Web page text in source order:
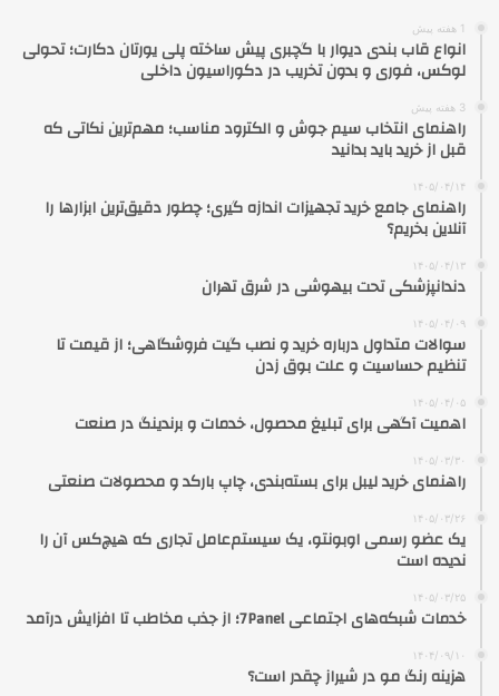
1 هفته پیش
انواع قاب بندی دیوار با گچبری پیش ساخته پلی یورتان دکارت؛ تحولی
لوکس، فوری و بدون تخریب در دکوراسیون داخلی
3 هفته پیش
راهنمای انتخاب سیم جوش و الکترود مناسب؛ مهم‌ترین نکاتی که
قبل از خرید باید بدانید
۱۴۰۵/۰۴/۱۴
راهنمای جامع خرید تجهیزات اندازه گیری؛ چطور دقیق‌ترین ابزارها را
آنلاین بخریم؟
۱۴۰۵/۰۴/۱۳
دندانپزشکی تحت بیهوشی در شرق تهران
۱۴۰۵/۰۴/۰۹
سوالات متداول درباره خرید و نصب گیت فروشگاهی؛ از قیمت تا
تنظیم حساسیت و علت بوق زدن
۱۴۰۵/۰۴/۰۵
اهمیت آگهی برای تبلیغ محصول، خدمات و برندینگ در صنعت
۱۴۰۵/۰۳/۳۰
راهنمای خرید لیبل برای بسته‌بندی، چاپ بارکد و محصولات صنعتی
۱۴۰۵/۰۳/۲۶
یک عضو رسمی اوبونتو، یک سیستم‌عامل تجاری که هیچ‌کس آن را
ندیده است
۱۴۰۵/۰۳/۲۵
خدمات شبکه‌های اجتماعی 7Panel؛ از جذب مخاطب تا افزایش درآمد
۱۴۰۴/۰۹/۱۰
هزینه رنگ مو در شیراز چقدر است؟